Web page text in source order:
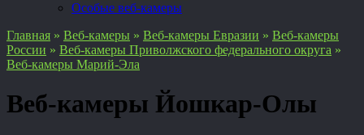
Особые веб-камеры
Главная » Веб-камеры » Веб-камеры Евразии » Веб-камеры
России » Веб-камеры Приволжского федерального округа »
Веб-камеры Марий-Эла
Веб-камеры Йошкар-Олы